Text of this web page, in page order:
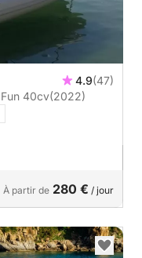
4.9(47)
Bateau sans permis Maestrale 600 Fun 40cv(2022)
À partir de 280 € / jour